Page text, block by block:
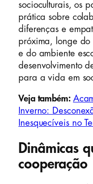
socioculturais, os
prática sobre
diferenças e
próxima, longe do
e do ambiente
desenvolvimento
para a vida em
Veja também:
Inverno:
Inesquecíveis no
Dinâmicas
cooperação